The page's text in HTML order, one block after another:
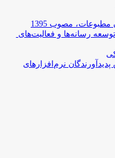
مطبوعات، مصوب 1395
رسانه­‌ها و فعالیت‌­های
نرم‌افزارهای